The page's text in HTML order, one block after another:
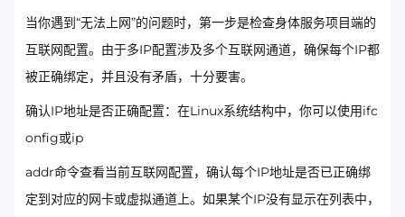
当你遇到“无法上网”的问题时，第一步是检查身体服务项目端的
互联网配置。由于多IP配置涉及多个互联网通道，确保每个IP都
被正确绑定，并且没有矛盾，十分要害。
确认IP地址是否正确配置：在Linux系统结构中，你可以使用ifc
onfig或ip
addr命令查看当前互联网配置，确认每个IP地址是否已正确绑
定到对应的网卡或虚拟通道上。如果某个IP没有显示在列表中，